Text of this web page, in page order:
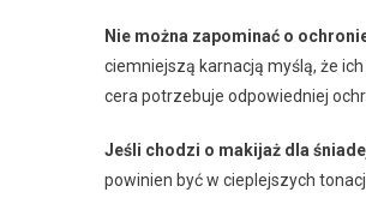
Nie można zapominać o
ciemniejszą karnacją myślą, że
cera potrzebuje odpowiedniej
Jeśli chodzi o makijaż dla
powinien być w cieplejszych